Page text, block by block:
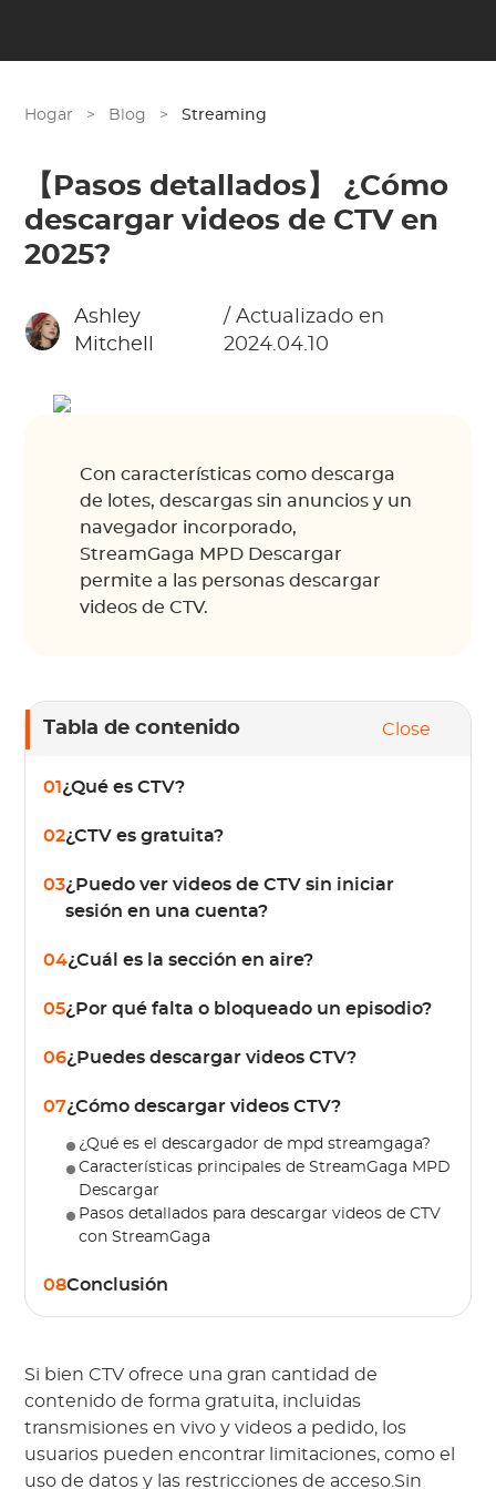
Hogar > Blog > Streaming
【Pasos detallados】 ¿Cómo
descargar videos de CTV en
2025?
Ashley
Mitchell
/ Actualizado en
2024.04.10
Con características como descarga
de lotes, descargas sin anuncios y un
navegador incorporado,
StreamGaga MPD Descargar
permite a las personas descargar
videos de CTV.
Tabla de contenido Close
01 ¿Qué es CTV?
02¿CTV es gratuita?
03¿Puedo ver videos de CTV sin iniciar
sesión en una cuenta?
04¿Cuál es la sección en aire?
05¿Por qué falta o bloqueado un episodio?
06¿Puedes descargar videos CTV?
07¿Cómo descargar videos CTV?
¿Qué es el descargador de mpd streamgaga?
Características principales de StreamGaga MPD
Descargar
Pasos detallados para descargar videos de CTV
con StreamGaga
08Conclusión
Si bien CTV ofrece una gran cantidad de
contenido de forma gratuita, incluidas
transmisiones en vivo y videos a pedido, los
usuarios pueden encontrar limitaciones, como el
uso de datos y las restricciones de acceso.Sin